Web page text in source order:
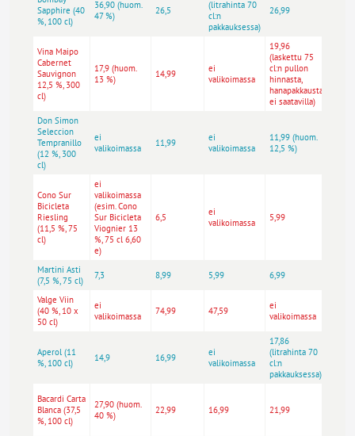
Sapphire (40
%, 100 cl)
36,90 (huom.
47 %)
26,5
(litrahinta 70
cl:n
pakkauksessa)
26,99
Vina Maipo
Cabernet
Sauvignon
12,5 %, 300
cl)
17,9 (huom.
13 %)
14,99
ei
valikoimassa
19,96
(laskettu 75
cl:n pullon
hinnasta,
hanapakkausta
ei saatavilla)
Don Simon
Seleccion
Tempranillo
(12 %, 300
cl)
ei
valikoimassa
11,99
ei
valikoimassa
11,99 (huom.
12,5 %)
Cono Sur
Bicicleta
Riesling
(11,5 %, 75
cl)
ei
valikoimassa
(esim. Cono
Sur Bicicleta
Viognier 13
%, 75 cl 6,60
e)
6,5
ei
valikoimassa
5,99
Martini Asti
(7,5 %, 75 cl)
7,3 8,99 5,99 6,99
Valge Viin
(40 %, 10 x
50 cl)
ei
valikoimassa
74,99 47,59
ei
valikoimassa
Aperol (11
%, 100 cl)
14,9 16,99
ei
valikoimassa
17,86
(litrahinta 70
cl:n
pakkauksessa)
Bacardi Carta
Blanca (37,5
%, 100 cl)
27,90 (huom.
40 %)
22,99 16,99 21,99